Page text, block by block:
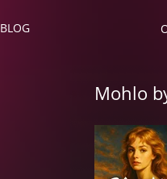
BLOG
Mohlo